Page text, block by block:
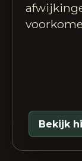
Bekijk